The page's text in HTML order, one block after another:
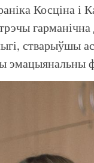
Косціна і
гарманічна
стварыўшы
эмацыянальны